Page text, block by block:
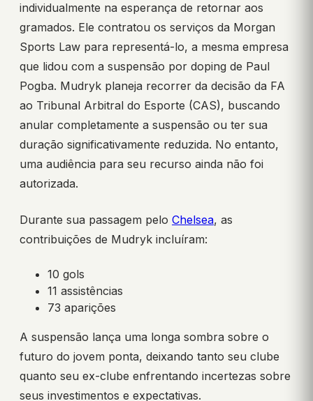
individualmente na esperança de retornar aos
gramados. Ele contratou os serviços da Morgan
Sports Law para representá-lo, a mesma empresa
que lidou com a suspensão por doping de Paul
Pogba. Mudryk planeja recorrer da decisão da FA
ao Tribunal Arbitral do Esporte (CAS), buscando
anular completamente a suspensão ou ter sua
duração significativamente reduzida. No entanto,
uma audiência para seu recurso ainda não foi
autorizada.
Durante sua passagem pelo Chelsea, as
contribuições de Mudryk incluíram:
10 gols
11 assistências
73 aparições
A suspensão lança uma longa sombra sobre o
futuro do jovem ponta, deixando tanto seu clube
quanto seu ex-clube enfrentando incertezas sobre
seus investimentos e expectativas.